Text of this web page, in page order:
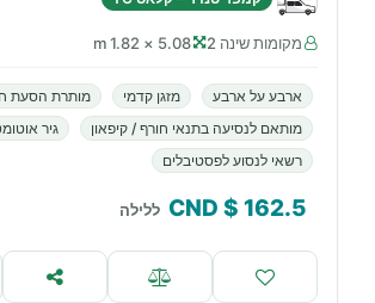
מקומות שינה 2 5.08 × 1.82 m
ארבע על ארבע מזגן קדמי
מותרת הסעת
מותאם לנסיעה בתנאי חורף / קיפאון
גיר
רשאי לנסוע לפסטיבלים
162.5
$ CND ללילה